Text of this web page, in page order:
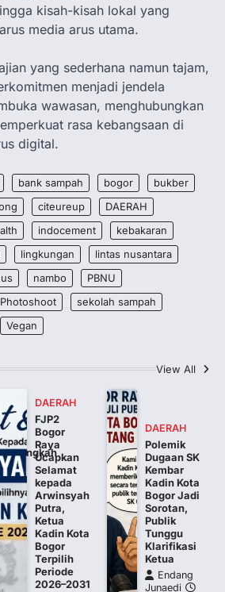
kisah-kisah lokal yang
media arus utama.
yang sederhana namun tajam,
menjadi jendela
wawasan, menghubungkan
rasa kebangsaan di
digital.
bank sampah bogor
bukber
citeureup
DAERAH
indocement
kebakaran
lingkungan
lintas nusantara
nambo
PBNU
Photoshoot
sekolah sampah
Vegan
View All
Langkah
DAERAH
FJP2
Bogor
Raya
Ucapkan
Selamat
kepada
Arwinsyah
Putra,
Ketua
Kadin Kota
Bogor
Terpilih
Periode
2026–2031
DAERAH
Polemik
Dugaan SK
Kembar
Kadin Kota
Bogor Jadi
Sorotan,
Publik
Tunggu
Klarifikasi
Ketua
Endang
Junaedi